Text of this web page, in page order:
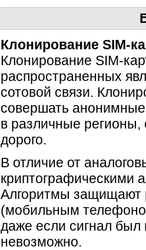
Клонирование SIM-
Клонирование SIM-
распространенных
сотовой связи.
совершать
в различные регионы,
дорого.
В отличие от
криптографическими
Алгоритмы защищают
(мобильным
даже если сигнал был
невозможно.